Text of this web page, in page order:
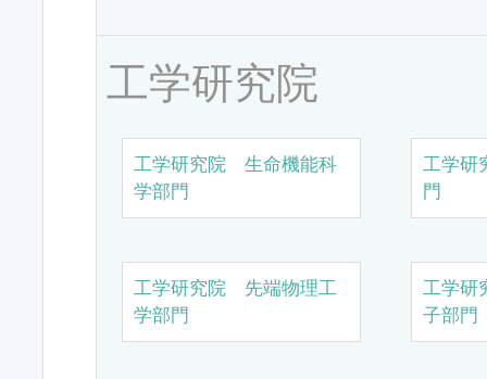
工学研究院
工学研究院 生命機能科
学部門
工学研
門
工学研究院 先端物理工
学部門
工学研
子部門